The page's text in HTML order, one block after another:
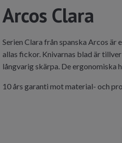
Arcos Clara
Serien Clara från spanska Arcos
allas fickor. Knivarnas blad är
långvarig skärpa. De ergonomiska
10 års garanti mot material- och